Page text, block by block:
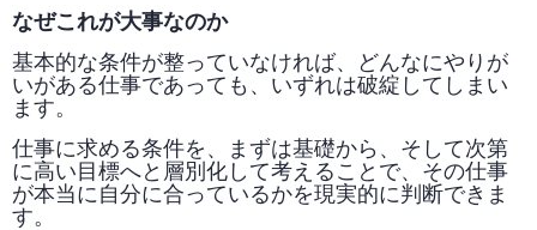
なぜこれが大事なのか
基本的な条件が整っていなければ、どんなにやりが
いがある仕事であっても、いずれは破綻してしまい
ます。
仕事に求める条件を、まずは基礎から、そして次第
に高い目標へと層別化して考えることで、その仕事
が本当に自分に合っているかを現実的に判断できま
す。